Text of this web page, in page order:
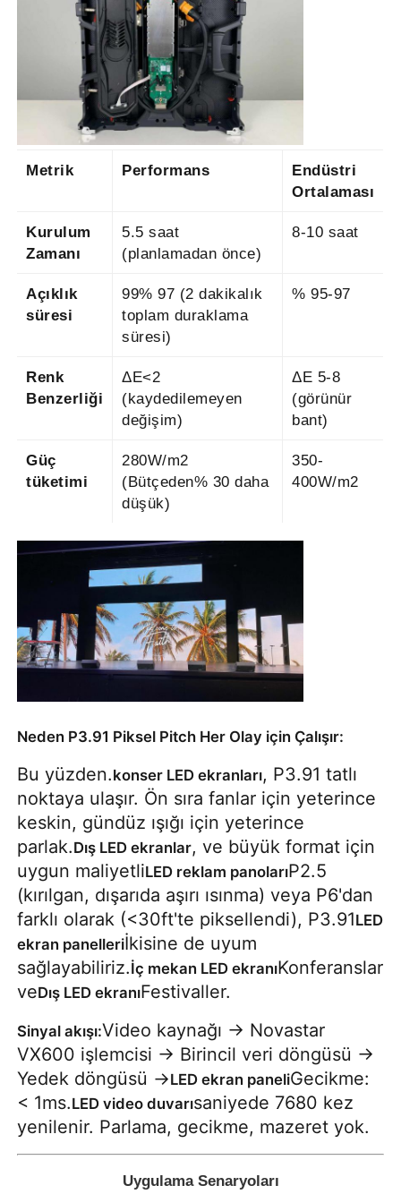
Metrik Performans
Endüstri
Ortalaması
Kurulum
Zamanı
5.5 saat
(planlamadan önce)
8-10 saat
Açıklık
süresi
99% 97 (2 dakikalık
toplam duraklama
süresi)
% 95-97
Renk
Benzerliği
ΔE<2
(kaydedilemeyen
değişim)
ΔE 5-8
(görünür
bant)
Güç
tüketimi
280W/m2
(Bütçeden% 30 daha
düşük)
350-
400W/m2
Neden P3.91 Piksel Pitch Her Olay için Çalışır:
Bu yüzden.konser LED ekranları, P3.91 tatlı
noktaya ulaşır. Ön sıra fanlar için yeterince
keskin, gündüz ışığı için yeterince
parlak.Dış LED ekranlar, ve büyük format için
uygun maliyetliLED reklam panolarıP2.5
(kırılgan, dışarıda aşırı ısınma) veya P6'dan
farklı olarak (<30ft'te piksellendi), P3.91LED
ekran panelleriİkisine de uyum
sağlayabiliriz.İç mekan LED ekranıKonferanslar
veDış LED ekranıFestivaller.
Sinyal akışı:Video kaynağı → Novastar
VX600 işlemcisi → Birincil veri döngüsü →
Yedek döngüsü →LED ekran paneliGecikme:
< 1ms.LED video duvarısaniyede 7680 kez
yenilenir. Parlama, gecikme, mazeret yok.
Uygulama Senaryoları